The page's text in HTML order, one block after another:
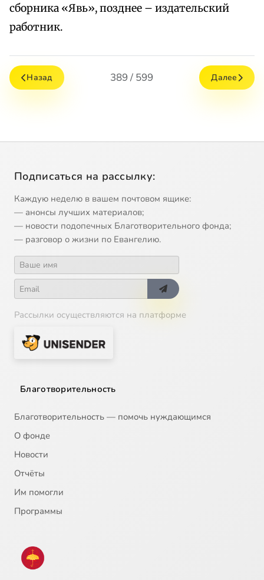
сборника «Явь», позднее – издательский
работник.
Назад 389 / 599 Далее
Подписаться на рассылку:
Каждую неделю в вашем почтовом ящике:
— анонсы лучших материалов;
— новости подопечных Благотворительного фонда;
— разговор о жизни по Евангелию.
Рассылки осуществляются на платформе
Благотворительность
Благотворительность — помочь нуждающимся
О фонде
Новости
Отчёты
Им помогли
Программы